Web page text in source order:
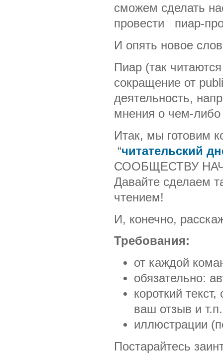
сможем сделать
провести пиар-
И опять новое
Пиар (так
сокращение от
деятельность,
мнения о чем-либо
Итак, мы готовим
“читательский
СООБЩЕСТВУ
Давайте сделаем
чтением!
И, конечно,
Требования:
от каждой
обязательно:
короткий
ваш отзыв и
иллюстрации
Постарайтесь